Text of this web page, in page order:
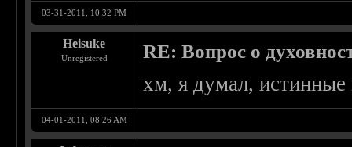
03-31-2011, 10:32 PM
Heisuke
Unregistered RE: Вопрос о
хм, я думал, истинные
04-01-2011, 08:26 AM